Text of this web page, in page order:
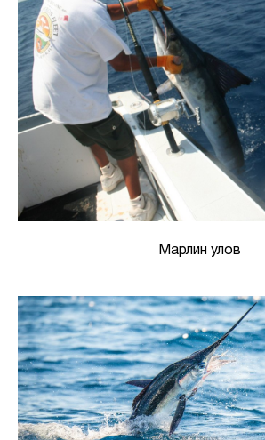
Марлин улов